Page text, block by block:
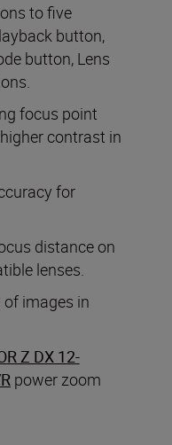
to five
button,
button, Lens
focus point
contrast in
for
distance on
lenses.
of images in
Z DX 12-
power zoom